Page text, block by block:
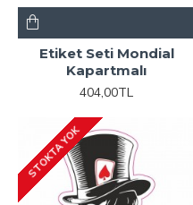
Etiket Seti Mondial
Kapartmalı
404,00TL
STOKTA YOK